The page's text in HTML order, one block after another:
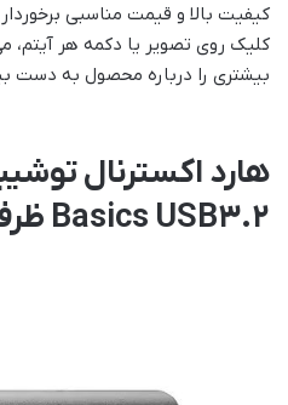
کیفیت بالا و قیمت مناسبی
کلیک روی تصویر یا دکمه هر آیتم،
بیشتری را درباره محصول به دست
Basics USB3.2 ظرفیت دو ترابایت